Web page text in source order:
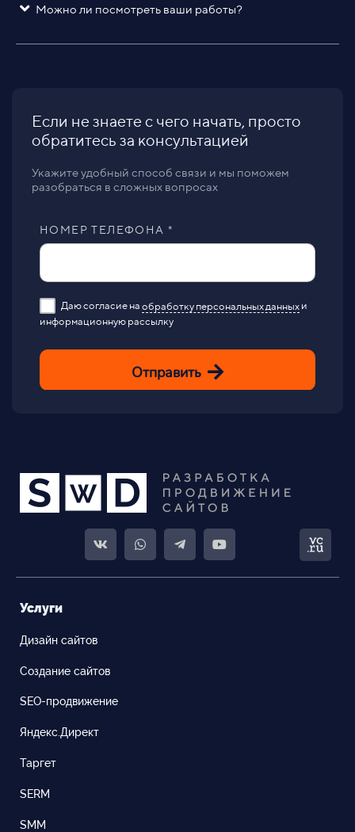
Можно ли посмотреть ваши работы?
Если не знаете с чего начать, просто
обратитесь за консультацией
Укажите удобный способ связи и мы поможем
разобраться в сложных вопросах
НОМЕР ТЕЛЕФОНА *
Даю согласие на обработку персональных данных и
информационную рассылку
Отправить
Услуги
Дизайн сайтов
Создание сайтов
SEO-продвижение
Яндекс.Директ
Таргет
SERM
SMM